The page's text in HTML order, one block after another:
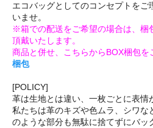
エコバッグとしてのコンセプトをご
いませ。
※箱での配送をご希望の場合は、梱
頂戴いたします。
商品と併せ、こちらからBOX梱包
梱包
[POLICY]
革は生地とは違い、一枚ごとに表情
私たちは革のキズや色ムラ、シワな
のような部分も無駄に捨てずにバッ